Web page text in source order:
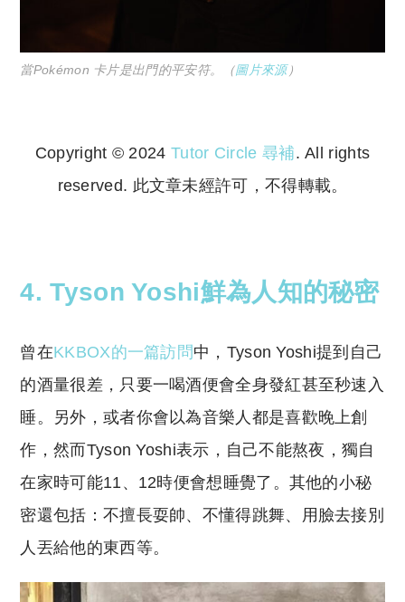
當Pokémon 卡片是出門的平安符。（圖片來源）
Copyright © 2024 Tutor Circle 尋補. All rights
reserved. 此文章未經許可，不得轉載。
4. Tyson Yoshi鮮為人知的秘密
曾在KKBOX的一篇訪問中，Tyson Yoshi提到自己
的酒量很差，只要一喝酒便會全身發紅甚至秒速入
睡。另外，或者你會以為音樂人都是喜歡晚上創
作，然而Tyson Yoshi表示，自己不能熬夜，獨自
在家時可能11、12時便會想睡覺了。其他的小秘
密還包括：不擅長耍帥、不懂得跳舞、用臉去接別
人丟給他的東西等。